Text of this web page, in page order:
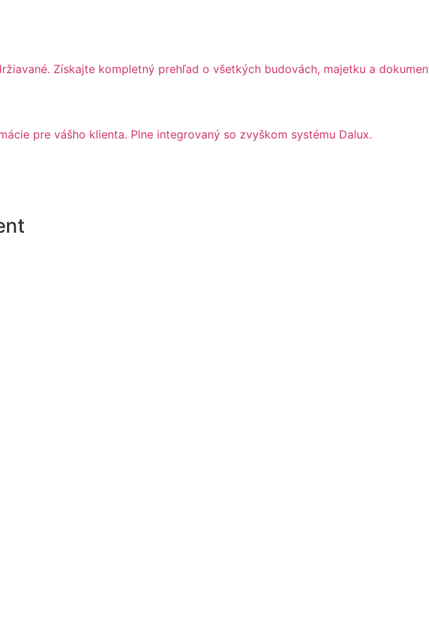
Získajte kompletný prehľad o všetkých budovách, majetku a
pre vášho klienta. Plne integrovaný so zvyškom systému Dalux.